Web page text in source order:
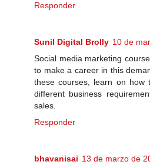
Responder
Sunil Digital Brolly 10 de
Social media marketing
to make a career in this
these courses, learn on how
different business
sales.
Responder
bhavanisai 13 de marzo de